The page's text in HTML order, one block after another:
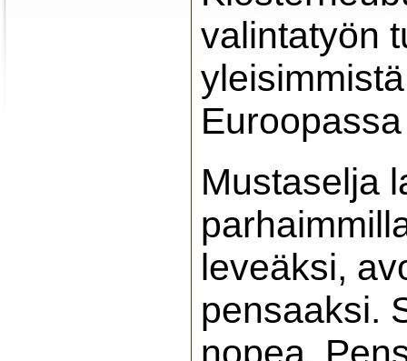
valintatyön
Euroopassa
Mustaselja
leveäksi,
pensaaksi.